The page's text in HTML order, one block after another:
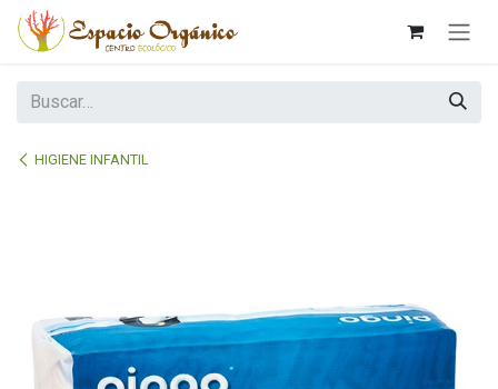
Ir al contenido
HIGIENE INFANTIL